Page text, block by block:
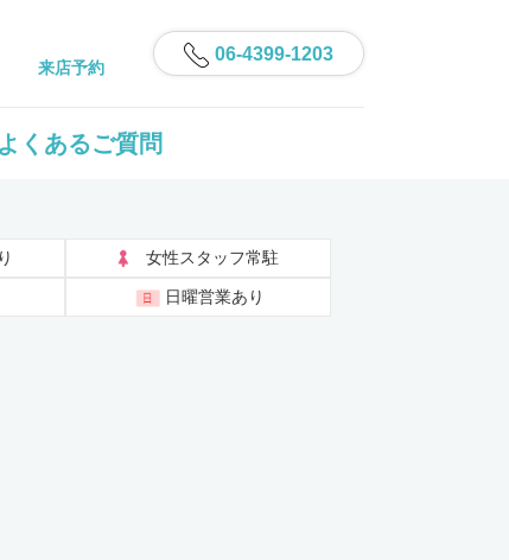
06-4399-1203
よくあるご質問
来店予約
女性スタッフ常駐
日曜営業あり